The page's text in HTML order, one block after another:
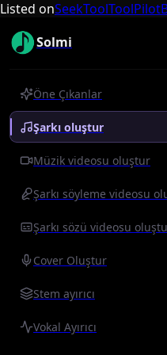
Listed onSeekToolToolPilot
Solmi
Öne Çıkanlar
Şarkı oluştur
Müzik videosu oluştur
Şarkı sözü videosu
Cover Oluştur
Stem ayırıcı
Vokal Ayırıcı